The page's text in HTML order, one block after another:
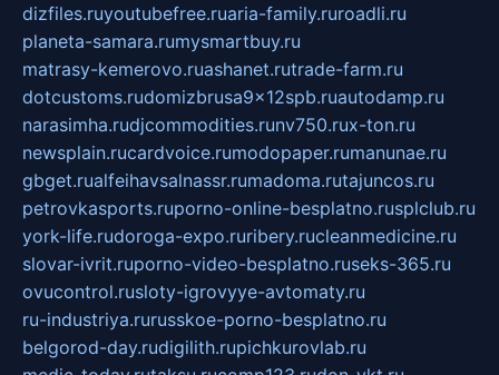
dizfiles.ruyoutubefree.ruaria-family.ruroadli.ru
planeta-samara.rumysmartbuy.ru
matrasy-kemerovo.ruashanet.rutrade-farm.ru
dotcustoms.rudomizbrusa9x12spb.ruautodamp.ru
narasimha.rudjcommodities.runv750.rux-ton.ru
newsplain.rucardvoice.rumodopaper.rumanunae.ru
gbget.rualfeihavsalnassr.rumadoma.rutajuncos.ru
petrovkasports.ruporno-online-besplatno.rusplclub.ru
york-life.rudoroga-expo.ruribery.rucleanmedicine.ru
slovar-ivrit.ruporno-video-besplatno.ruseks-365.ru
ovucontrol.rusloty-igrovyye-avtomaty.ru
ru-industriya.rurusskoe-porno-besplatno.ru
belgorod-day.rudigilith.rupichkurovlab.ru